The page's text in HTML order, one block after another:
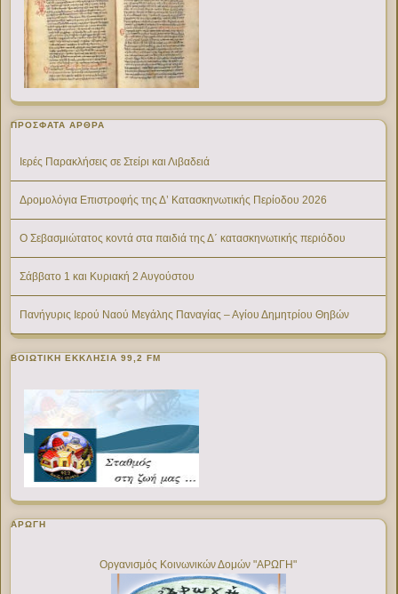
ΠΡΌΣΦΑΤΑ ΆΡΘΡΑ
Ιερές Παρακλήσεις σε Στείρι και Λιβαδειά
Δρομολόγια Επιστροφής της Δ’ Κατασκηνωτικής Περίοδου 2026
Ο Σεβασμιώτατος κοντά στα παιδιά της Δ΄ κατασκηνωτικής περιόδου
Σάββατο 1 και Κυριακή 2 Αυγούστου
Πανήγυρις Ιερού Ναού Μεγάλης Παναγίας – Αγίου Δημητρίου Θηβών
ΒΟΙΩΤΙΚΉ ΕΚΚΛΗΣΊΑ 99,2 FM
ΑΡΩΓΗ
Οργανισμός Κοινωνικών Δομών "ΑΡΩΓΗ"